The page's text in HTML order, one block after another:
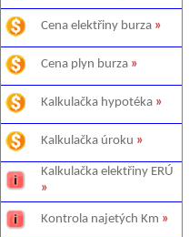
Cena elektřiny burza »
Cena plyn burza »
Kalkulačka hypotéka »
Kalkulačka úroku »
Kalkulačka elektřiny ERÚ
»
Kontrola najetých Km »